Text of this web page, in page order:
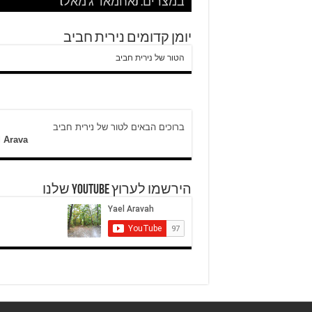
יומן קדומים נירית חביב
הטור של נירית חביב
ברוכים הבאים לטור של נירית חביב
Arava
הירשמו לערוץ YOUTUBE שלנו